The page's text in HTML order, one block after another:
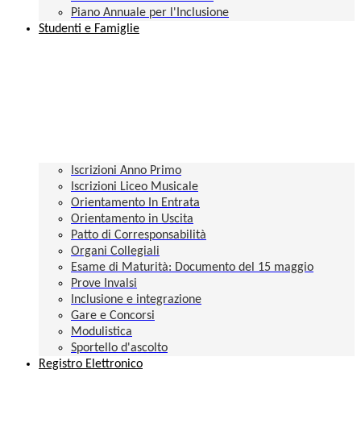
Piano Annuale per l'Inclusione
Studenti e Famiglie
Iscrizioni Anno Primo
Iscrizioni Liceo Musicale
Orientamento In Entrata
Orientamento in Uscita
Patto di Corresponsabilità
Organi Collegiali
Esame di Maturità: Documento del 15 maggio
Prove Invalsi
Inclusione e integrazione
Gare e Concorsi
Modulistica
Sportello d'ascolto
Registro Elettronico